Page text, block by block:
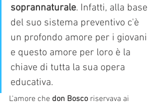
soprannaturale. Infatti, alla base
del suo sistema preventivo c'è
un profondo amore per i giovani
e questo amore per loro è la
chiave di tutta la sua opera
educativa.
L'amore che don Bosco riservava ai